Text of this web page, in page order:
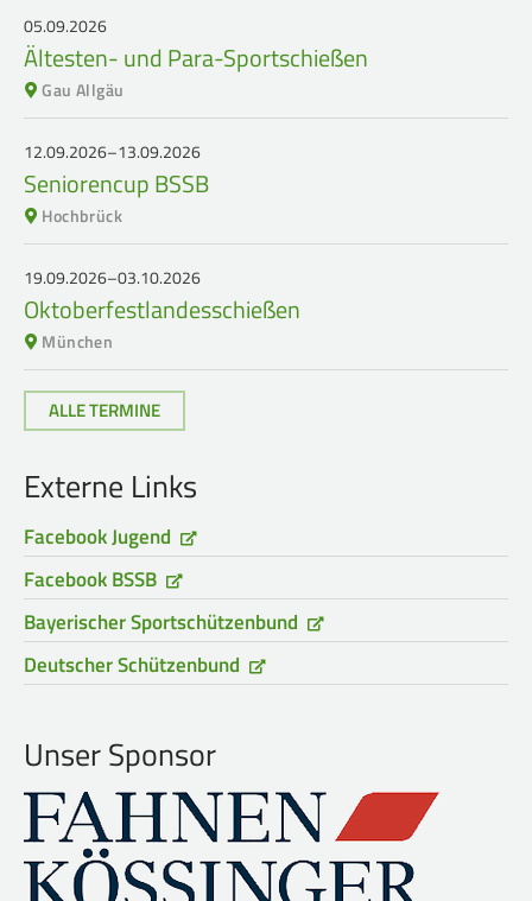
05.09.2026
Ältesten- und Para-Sportschießen
Gau Allgäu
12.09.2026–13.09.2026
Seniorencup BSSB
Hochbrück
19.09.2026–03.10.2026
Oktoberfestlandesschießen
München
ALLE TERMINE
Externe Links
Facebook Jugend
Facebook BSSB
Bayerischer Sportschützenbund
Deutscher Schützenbund
Unser Sponsor